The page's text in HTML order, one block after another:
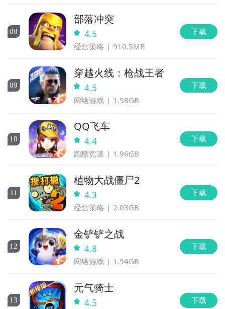
08
部落冲突
4.5
经营策略 910.5MB
下载
09
穿越火线：枪战王者
4.5
网络游戏 1.98GB
下载
10
QQ飞车
4.4
跑酷竞速 1.96GB
下载
11
植物大战僵尸2
4.3
经营策略 2.03GB
下载
12
金铲铲之战
4.8
网络游戏 1.94GB
下载
13
元气骑士
4.5 下载